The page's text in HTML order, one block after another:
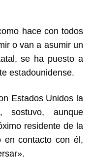
hace con todos
o van a asumir un
se ha puesto a
estadounidense.
Estados Unidos la
sostuvo, aunque
residente de la
en contacto con él,